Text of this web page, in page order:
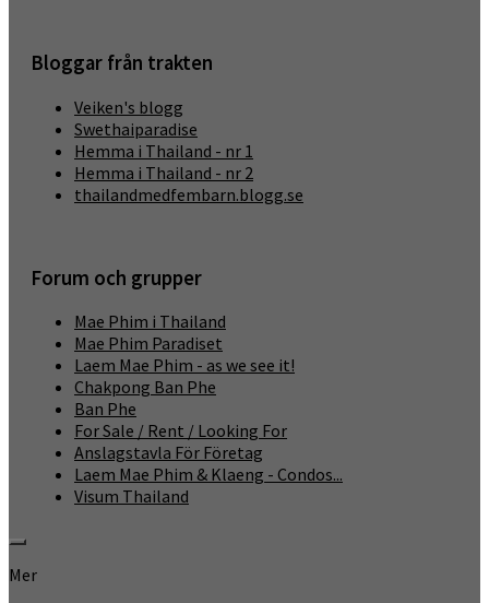
Bloggar från trakten
Veiken's blogg
Swethaiparadise
Hemma i Thailand - nr 1
Hemma i Thailand - nr 2
thailandmedfembarn.blogg.se
Forum och grupper
Mae Phim i Thailand
Mae Phim Paradiset
Laem Mae Phim - as we see it!
Chakpong Ban Phe
Ban Phe
For Sale / Rent / Looking For
Anslagstavla För Företag
Laem Mae Phim & Klaeng - Condos...
Visum Thailand
Mer